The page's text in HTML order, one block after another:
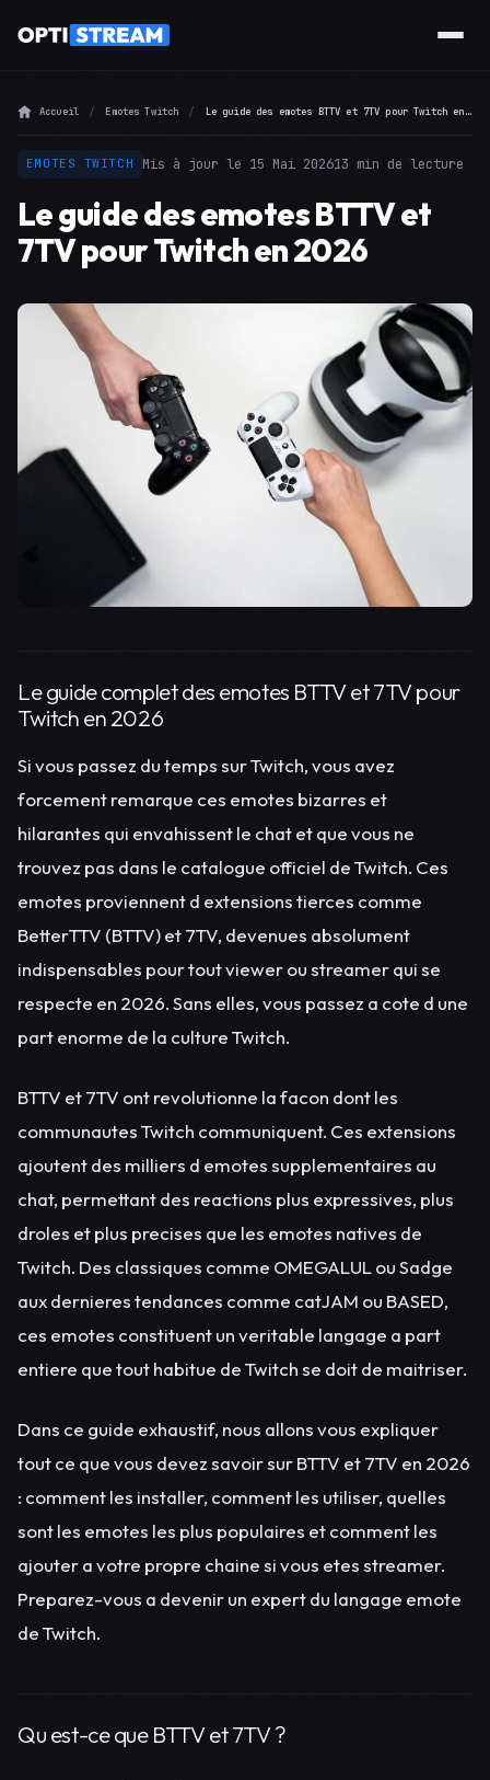
Accueil Emotes Twitch Le guide des emotes BTTV et 7TV pour Twitch en 2026
EMOTES TWITCH Mis à jour le 15 Mai 202613 min de lecture
Le guide des emotes BTTV et
7TV pour Twitch en 2026
Le guide complet des emotes BTTV et 7TV pour
Twitch en 2026
Si vous passez du temps sur Twitch, vous avez
forcement remarque ces emotes bizarres et
hilarantes qui envahissent le chat et que vous ne
trouvez pas dans le catalogue officiel de Twitch. Ces
emotes proviennent d extensions tierces comme
BetterTTV (BTTV) et 7TV, devenues absolument
indispensables pour tout viewer ou streamer qui se
respecte en 2026. Sans elles, vous passez a cote d une
part enorme de la culture Twitch.
BTTV et 7TV ont revolutionne la facon dont les
communautes Twitch communiquent. Ces extensions
ajoutent des milliers d emotes supplementaires au
chat, permettant des reactions plus expressives, plus
droles et plus precises que les emotes natives de
Twitch. Des classiques comme OMEGALUL ou Sadge
aux dernieres tendances comme catJAM ou BASED,
ces emotes constituent un veritable langage a part
entiere que tout habitue de Twitch se doit de maitriser.
Dans ce guide exhaustif, nous allons vous expliquer
tout ce que vous devez savoir sur BTTV et 7TV en 2026
: comment les installer, comment les utiliser, quelles
sont les emotes les plus populaires et comment les
ajouter a votre propre chaine si vous etes streamer.
Preparez-vous a devenir un expert du langage emote
de Twitch.
Qu est-ce que BTTV et 7TV ?